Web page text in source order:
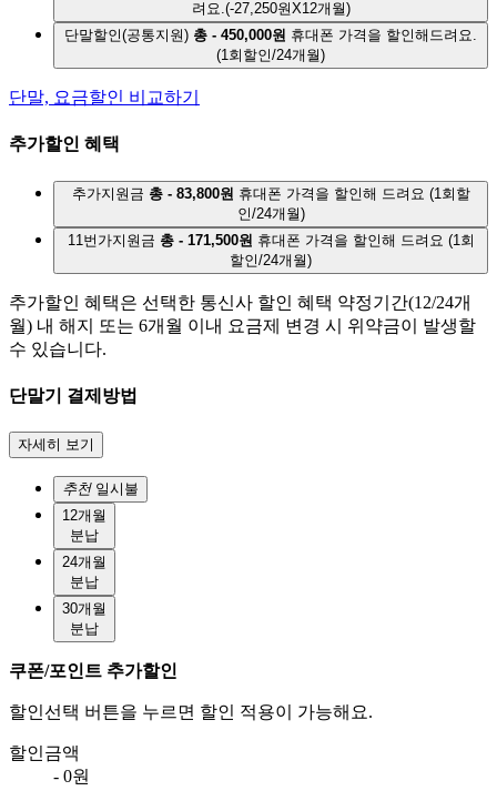
려요.(-27,250원X12개월)
단말할인(공통지원) 총 - 450,000원 휴대폰 가격을 할인해드려요.
(1회할인/24개월)
단말, 요금할인 비교하기
추가할인 혜택
추가지원금 총 - 83,800원 휴대폰 가격을 할인해 드려요 (1회할
인/24개월)
11번가지원금 총 - 171,500원 휴대폰 가격을 할인해 드려요 (1회
할인/24개월)
추가할인 혜택은 선택한 통신사 할인 혜택 약정기간(12/24개
월) 내 해지 또는 6개월 이내 요금제 변경 시 위약금이 발생할
수 있습니다.
단말기 결제방법
자세히 보기
추천 일시불
12개월
분납
24개월
분납
30개월
분납
쿠폰/포인트 추가할인
할인선택 버튼을 누르면 할인 적용이 가능해요.
할인금액
- 0원